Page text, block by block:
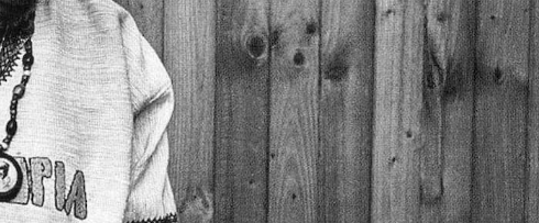
BRDCST
ABtv